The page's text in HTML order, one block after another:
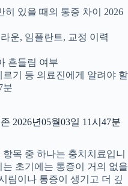
히 있을 때의 통증 차이 2026
운, 임플란트, 교정 이력
흔들림 여부
기 등 의료진에게 알려야 할
분
2026년05월03일 11시47분
목 중 하나는 충치치료입니
는 초기에는 통증이 거의 없을
림이나 통증이 생기고 더 깊